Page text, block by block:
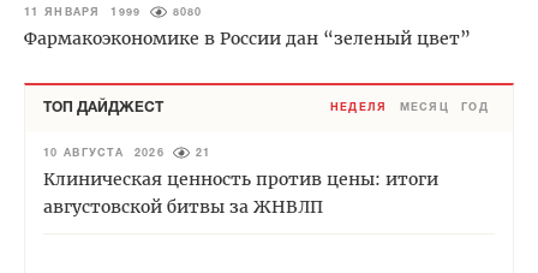
11 ЯНВАРЯ 1999 8080
Фармакоэкономике в России дан “зеленый цвет”
ТОП ДАЙДЖЕСТ НЕДЕЛЯ МЕСЯЦ ГОД
10 АВГУСТА 2026 21
Клиническая ценность против цены: итоги
августовской битвы за ЖНВЛП